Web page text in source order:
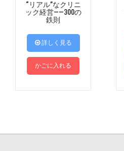
“リアル”なクリニ
ック経営――300の
鉄則
 詳しく見る
かごに入れる